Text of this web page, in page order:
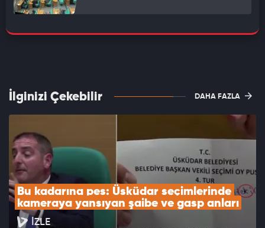
İlginizi Çekebilir DAHA FAZLA
Bu kadarına pes: Üsküdar seçimlerinde
kameraya yansıyan şaibe ve gasp anları
İZLE